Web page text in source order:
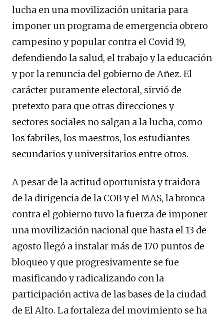
lucha en una movilización unitaria para
imponer un programa de emergencia obrero
campesino y popular contra el Covid 19,
defendiendo la salud, el trabajo y la educación
y por la renuncia del gobierno de Añez. El
carácter puramente electoral, sirvió de
pretexto para que otras direcciones y
sectores sociales no salgan a la lucha, como
los fabriles, los maestros, los estudiantes
secundarios y universitarios entre otros.
A pesar de la actitud oportunista y traidora
de la dirigencia de la COB y el MAS, la bronca
contra el gobierno tuvo la fuerza de imponer
una movilización nacional que hasta el 13 de
agosto llegó a instalar más de 170 puntos de
bloqueo y que progresivamente se fue
masificando y radicalizando con la
participación activa de las bases de la ciudad
de El Alto. La fortaleza del movimiento se ha